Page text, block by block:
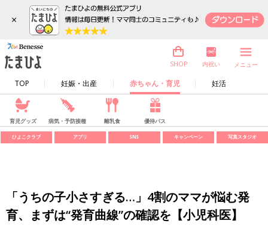
×
TOP 妊娠・出産 赤ちゃん・育児 妊活
SHOP 内祝い メニュー
育児グッズ 病気・予防接種 離乳食 優待パス
ひよこクラブ アプリ SNS キャンペーン 写真スタジオ
「うちの子小さすぎる…」4割のママが悩む発
育、まずは“発育曲線”の確認を【小児科医】